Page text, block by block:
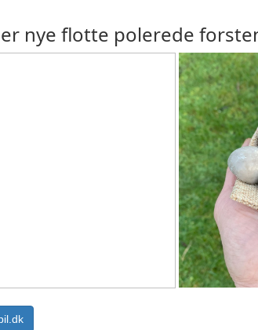
nye flotte polerede